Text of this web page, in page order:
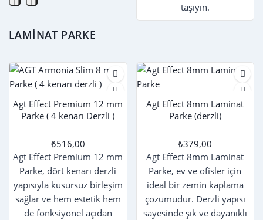
taşıyın.
LAMINAT PARKE
Agt Effect Premium 12 mm
Parke ( 4 kenarı Derzli )
₺516,00
Agt Effect Premium 12 mm
Parke, dört kenarı derzli
yapısıyla kusursuz birleşim
sağlar ve hem estetik hem
de fonksiyonel açıdan
Agt Effect 8mm Laminat
Parke (derzli)
₺379,00
Agt Effect 8mm Laminat
Parke, ev ve ofisler için
ideal bir zemin kaplama
çözümüdür. Derzli yapısı
sayesinde şık ve dayanıklı